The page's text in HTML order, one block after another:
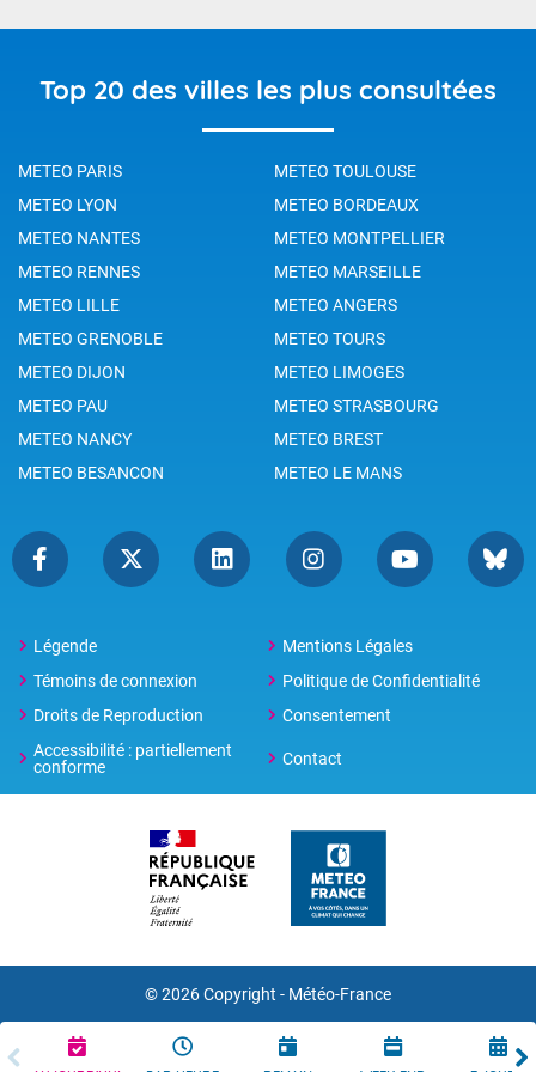
Top 20 des villes les plus consultées
METEO PARIS
METEO TOULOUSE
METEO LYON
METEO BORDEAUX
METEO NANTES
METEO MONTPELLIER
METEO RENNES
METEO MARSEILLE
METEO LILLE
METEO ANGERS
METEO GRENOBLE
METEO TOURS
METEO DIJON
METEO LIMOGES
METEO PAU
METEO STRASBOURG
METEO NANCY
METEO BREST
METEO BESANCON
METEO LE MANS
Légende
Mentions Légales
Témoins de connexion
Politique de Confidentialité
Droits de Reproduction
Consentement
Accessibilité : partiellement
conforme
Contact
© 2026 Copyright - Météo-France